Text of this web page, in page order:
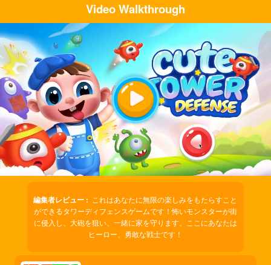
Video Walkthrough
Play
Video
編集者レビュー : これはあなたに無限の楽しみをもたらすこと
ができるタワーディフェンスゲームです！怖いモンスターが街
に侵入し、大砲を狙い、一緒に家を守ります。ここにあなたは
ヒーロー、勇敢な戦士です！